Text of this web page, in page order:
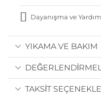
Dayanışma ve
YIKAMA VE BAKIM
TAKSIT